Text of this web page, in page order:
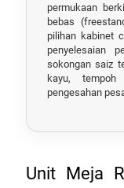
permukaan
bebas
pilihan kabinet
penyelesaian
sokongan saiz
kayu, tempoh
pengesahan
Unit Meja